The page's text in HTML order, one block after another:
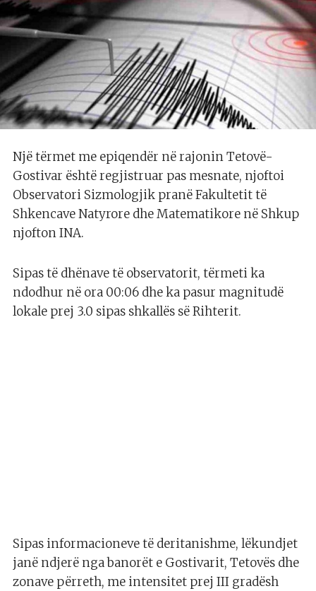
Një tërmet me epiqendër në rajonin Tetovë-
Gostivar është regjistruar pas mesnate, njoftoi
Observatori Sizmologjik pranë Fakultetit të
Shkencave Natyrore dhe Matematikore në Shkup
njofton INA.
Sipas të dhënave të observatorit, tërmeti ka
ndodhur në ora 00:06 dhe ka pasur magnitudë
lokale prej 3.0 sipas shkallës së Rihterit.
Sipas informacioneve të deritanishme, lëkundjet
janë ndjerë nga banorët e Gostivarit, Tetovës dhe
zonave përreth, me intensitet prej III gradësh